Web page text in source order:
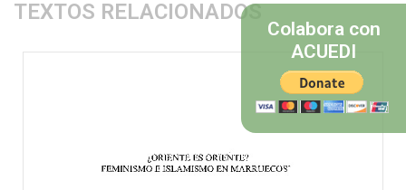
TEXTOS RELACIONADOS
Colabora con
ACUEDI